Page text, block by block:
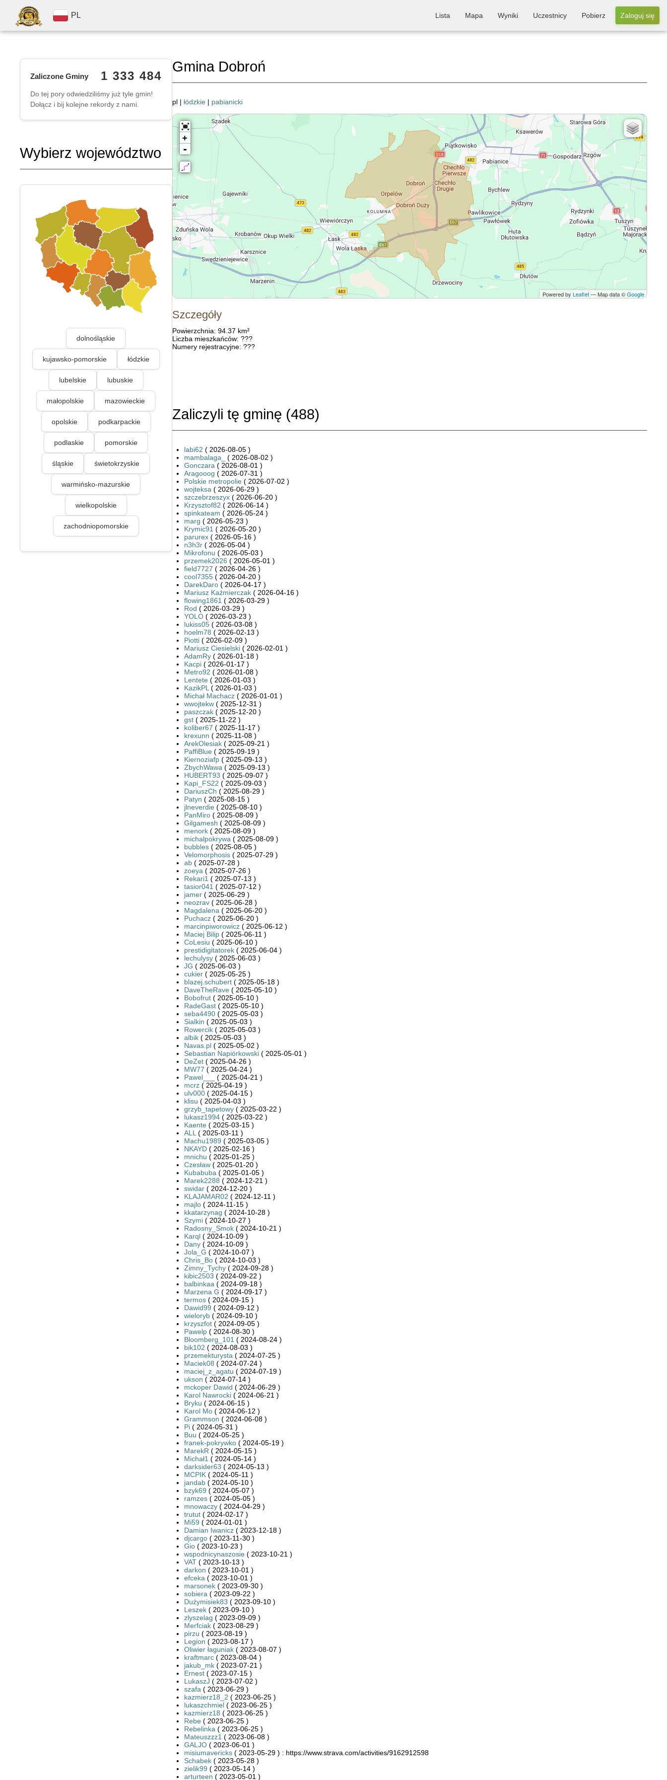
PL Lista Mapa Wyniki Uczestnicy Pobierz Zaloguj się
Zaliczone Gminy 1 333 484
Do tej pory odwiedziliśmy już tyle gmin!
Dołącz i bij kolejne rekordy z nami.
Wybierz województwo
dolnośląskie
kujawsko-pomorskie łódzkie
lubelskie lubuskie
małopolskie mazowieckie
opolskie podkarpackie
podlaskie pomorskie
śląskie świetokrzyskie
warmińsko-mazurskie
wielkopolskie
zachodniopomorskie
Gmina Dobroń
pl | łódzkie| pabianicki
+
-
Powered by Leaflet— Map data ©Google
Szczegóły
Powierzchnia: 94.37 km²
Liczba mieszkańców: ???
Numery rejestracyjne: ???
Zaliczyli tę gminę (488)
labi62 ( 2026-08-05 )
mambalaga_
( 2026-08-02 )
Gonczara ( 2026-08-01 )
Aragooog ( 2026-07-31 )
Polskie metropolie( 2026-07-02 )
wojteksa ( 2026-06-29 )
szczebrzeszyx( 2026-06-20 )
Krzysztof82 ( 2026-06-14 )
spinkateam ( 2026-05-24 )
marg ( 2026-05-23 )
Krymic91 ( 2026-05-20 )
parurex( 2026-05-16 )
n3h3r( 2026-05-04 )
Mikrofonu ( 2026-05-03 )
przemek2026 ( 2026-05-01 )
field7727 ( 2026-04-26 )
cool7355( 2026-04-20 )
DarekDaro( 2026-04-17 )
Mariusz Kaźmierczak( 2026-04-16 )
flowing1861 ( 2026-03-29 )
Rod ( 2026-03-29 )
YOLO( 2026-03-23 )
lukiss05( 2026-03-08 )
hoelm78 ( 2026-02-13 )
Piotti( 2026-02-09 )
Mariusz Ciesielski( 2026-02-01 )
AdamRy( 2026-01-18 )
Kacpi( 2026-01-17 )
Metro92 ( 2026-01-08 )
Lentete( 2026-01-03 )
KazikPL ( 2026-01-03 )
Michał Machacz( 2026-01-01 )
wwojtekw( 2025-12-31 )
paszczak( 2025-12-20 )
gst( 2025-11-22 )
koliber67 ( 2025-11-17 )
krexunn ( 2025-11-08 )
ArekOlesiak( 2025-09-21 )
PaffiBlue( 2025-09-19 )
Kiernoziafp( 2025-09-13 )
ZbychWawa ( 2025-09-13 )
HUBERT93 ( 2025-09-07 )
Kapi_FS22 ( 2025-09-03 )
DariuszCh ( 2025-08-29 )
Patyn ( 2025-08-15 )
jlneverdie( 2025-08-10 )
PanMiro( 2025-08-09 )
Gilgamesh ( 2025-08-09 )
menork( 2025-08-09 )
michalpokrywa ( 2025-08-09 )
bubbles( 2025-08-05 )
Velomorphosis( 2025-07-29 )
ab( 2025-07-28 )
zoeya ( 2025-07-26 )
Rekari1 ( 2025-07-13 )
tasior041 ( 2025-07-12 )
jamer( 2025-06-29 )
neozrav( 2025-06-28 )
Magdalena ( 2025-06-20 )
Puchacz( 2025-06-20 )
marcinpiworowicz( 2025-06-12 )
Maciej Bilip( 2025-06-11 )
CoLesiu ( 2025-06-10 )
prestidigitatorek( 2025-06-04 )
lechulysy( 2025-06-03 )
JG ( 2025-06-03 )
cukier( 2025-05-25 )
blazej.schubert( 2025-05-18 )
DaveTheRave( 2025-05-10 )
Bobofrut( 2025-05-10 )
RadeGast( 2025-05-10 )
seba4490( 2025-05-03 )
Sialkin ( 2025-05-03 )
Rowercik( 2025-05-03 )
albik( 2025-05-03 )
Navas.pl( 2025-05-02 )
Sebastian Napiórkowski ( 2025-05-01 )
DeZet( 2025-04-26 )
MW77 ( 2025-04-24 )
Pawel___
( 2025-04-21 )
mcrz( 2025-04-19 )
ulv000( 2025-04-15 )
klisu ( 2025-04-03 )
grzyb_tapetowy( 2025-03-22 )
lukasz1994( 2025-03-22 )
Kaente( 2025-03-15 )
ALL ( 2025-03-11 )
Machu1989 ( 2025-03-05 )
NKAYD( 2025-02-16 )
mnichu ( 2025-01-25 )
Czesław( 2025-01-20 )
Kubabuba ( 2025-01-05 )
Marek2288 ( 2024-12-21 )
swidar( 2024-12-20 )
KLAJAMAR02 ( 2024-12-11 )
majlo( 2024-11-15 )
kkatarzynag ( 2024-10-28 )
Szymi( 2024-10-27 )
Radosny_Smok( 2024-10-21 )
Karql( 2024-10-09 )
Dany( 2024-10-09 )
Jola_G ( 2024-10-07 )
Chris_Bo( 2024-10-03 )
Zimny_Tychy( 2024-09-28 )
kibic2503 ( 2024-09-22 )
balbinkaa ( 2024-09-18 )
Marzena G ( 2024-09-17 )
termos( 2024-09-15 )
Dawid99 ( 2024-09-12 )
wieloryb( 2024-09-10 )
krzyszfot( 2024-09-05 )
Pawelp( 2024-08-30 )
Bloomberg_101 ( 2024-08-24 )
bik102 ( 2024-08-03 )
przemekturysta ( 2024-07-25 )
Maciek08 ( 2024-07-24 )
maciej_z_agatu ( 2024-07-19 )
ukson ( 2024-07-14 )
mckoper Dawid ( 2024-06-29 )
Karol Nawrocki( 2024-06-21 )
Bryku ( 2024-06-15 )
Karol Mo( 2024-06-12 )
Grammson ( 2024-06-08 )
Pi( 2024-05-31 )
Buu ( 2024-05-25 )
franek-pokrywko( 2024-05-19 )
MarekR ( 2024-05-15 )
Michał1 ( 2024-05-14 )
darksider63 ( 2024-05-13 )
MCPIK( 2024-05-11 )
jandab( 2024-05-10 )
bzyk69 ( 2024-05-07 )
ramzes( 2024-05-05 )
mnowaczy( 2024-04-29 )
trutut( 2024-02-17 )
Mi59 ( 2024-01-01 )
Damian Iwanicz( 2023-12-18 )
djcargo( 2023-11-30 )
Gio( 2023-10-23 )
wspodnicynaszosie( 2023-10-21 )
VAT( 2023-10-13 )
darkon ( 2023-10-01 )
efceka ( 2023-10-01 )
marsonek( 2023-09-30 )
sobiera ( 2023-09-22 )
Dużymisiek83 ( 2023-09-10 )
Leszek( 2023-09-10 )
zlyszelag ( 2023-09-09 )
Merfciak ( 2023-08-29 )
pirzu ( 2023-08-19 )
Legion ( 2023-08-17 )
Oliwier łaguniak( 2023-08-07 )
kraftmarc( 2023-08-04 )
jakub_mk( 2023-07-21 )
Ernest( 2023-07-15 )
LukaszJ ( 2023-07-02 )
szafa ( 2023-06-29 )
kazmierz18_2 ( 2023-06-25 )
lukaszchmiel( 2023-06-25 )
kazmierz18 ( 2023-06-25 )
Rebe( 2023-06-25 )
Rebelinka ( 2023-06-25 )
Mateuszzz1 ( 2023-06-08 )
GALJO( 2023-06-01 )
misiumavericks( 2023-05-29 ) : https://www.strava.com/activities/9162912598
Schabek( 2023-05-28 )
zielik99 ( 2023-05-14 )
arturteen ( 2023-05-01 )